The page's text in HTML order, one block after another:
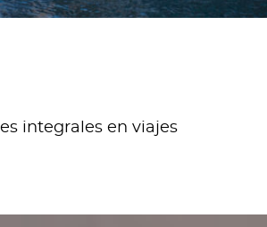
integrales en viajes